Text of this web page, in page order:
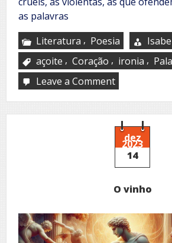
as palavras
Literatura , Poesia
açoite , Coração , ironia ,
Leave a Commenton
Açoite
das
palavras
dez
2023
14
O vinho